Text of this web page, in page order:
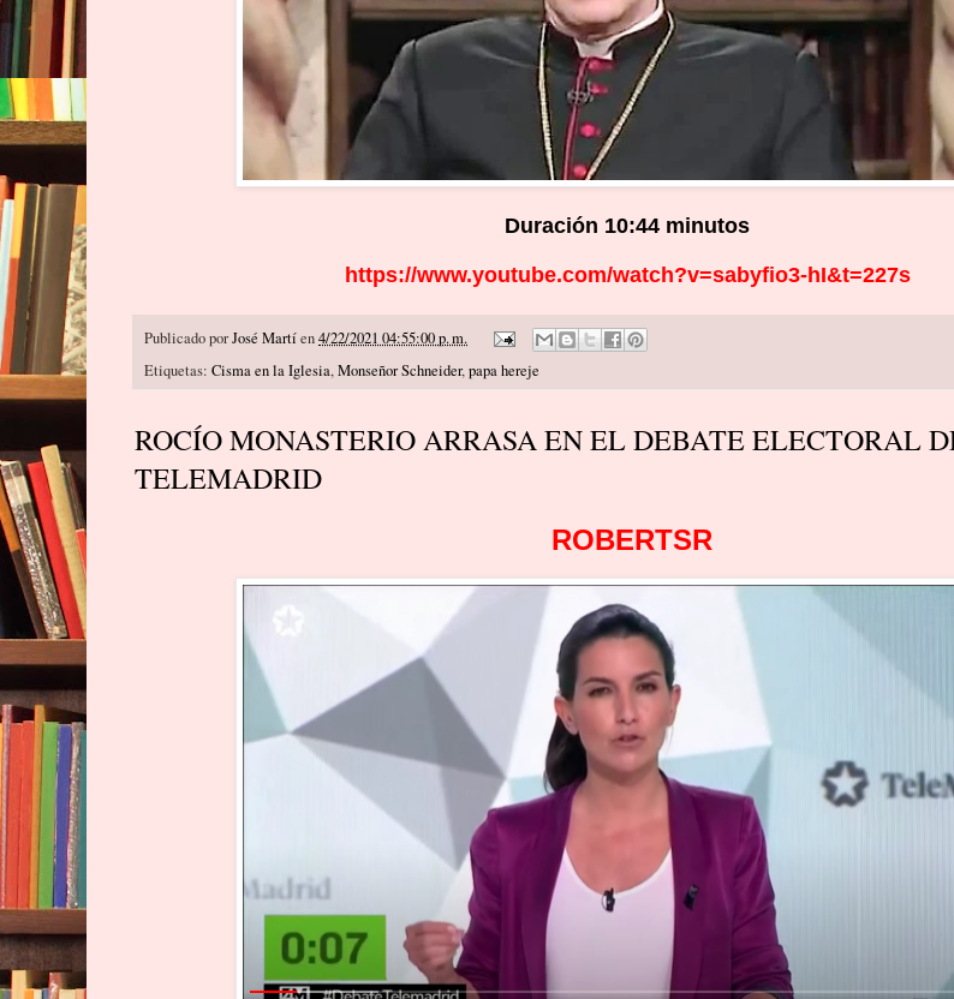
Duración 10:44 minutos
https://www.youtube.com/watch?v=sabyfio3-hI&t=227s
Publicado porJosé Martíen4/22/2021 04:55:00 p. m.
Etiquetas: Cisma en la Iglesia,Monseñor Schneider,papa hereje
ROCÍO MONASTERIO ARRASA EN EL DEBATE ELECTORAL
TELEMADRID
ROBERTSR